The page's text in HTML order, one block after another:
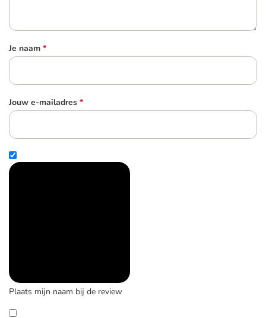
Je naam *
Jouw e-mailadres *
Plaats mijn naam bij de review